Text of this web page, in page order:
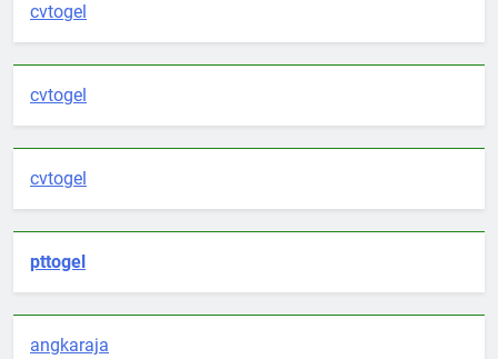
cvtogel
cvtogel
cvtogel
pttogel
angkaraja